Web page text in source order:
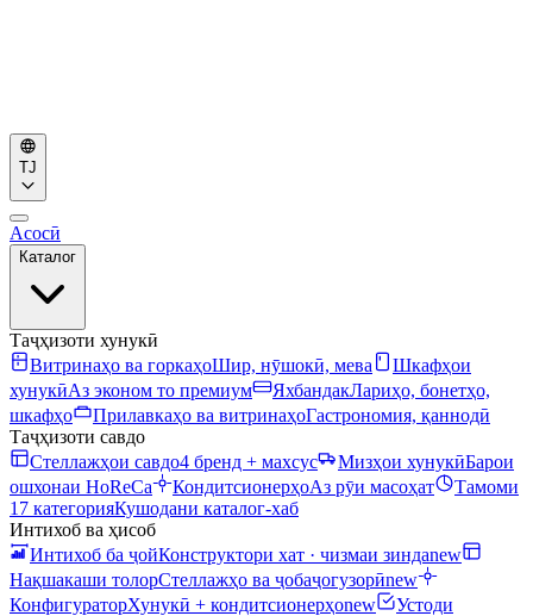
TJ
Асосӣ
Каталог
Таҷҳизоти хунукӣ
Витринаҳо ва горкаҳоШир, нӯшокӣ, мева
Шкафҳои
хунукӣАз эконом то премиум ЯхбандакЛариҳо, бонетҳо,
шкафҳо
Прилавкаҳо ва витринаҳоГастрономия, қаннодӣ
Таҷҳизоти савдо
Стеллажҳои савдо4 бренд + махсус Мизҳои хунукӣБарои
ошхонаи HoReCa
КондитсионерҳоАз рӯи масоҳат
Тамоми
17 категорияКушодани каталог-хаб
Интихоб ва ҳисоб
Интихоб ба ҷойКонструктори хат · чизмаи зиндаnew
Нақшакаши толорСтеллажҳо ва ҷобаҷогузорӣnew
КонфигураторХунукӣ + кондитсионерҳоnew
Устоди